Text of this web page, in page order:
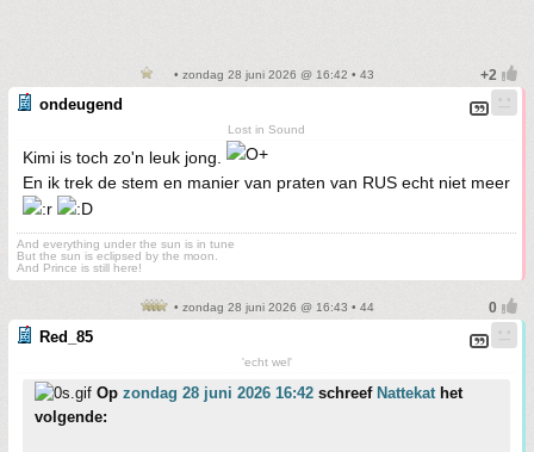
• zondag 28 juni 2026 @ 16:42 • 43
ondeugend
Lost in Sound
Kimi is toch zo'n leuk jong.
En ik trek de stem en manier van praten van RUS echt niet meer
And everything under the sun is in tune
But the sun is eclipsed by the moon.
And Prince is still here!
• zondag 28 juni 2026 @ 16:43 • 44
Red_85
'echt wel'
Op zondag 28 juni 2026 16:42 schreef Nattekathet
volgende: